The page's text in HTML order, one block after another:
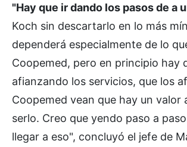
"Hay que ir dando los pasos de a
Koch sin descartarlo en lo más
dependerá especialmente de lo
Coopemed, pero en principio hay
afianzando los servicios, que los
Coopemed vean que hay un valor
serlo. Creo que yendo paso a
llegar a eso", concluyó el jefe de